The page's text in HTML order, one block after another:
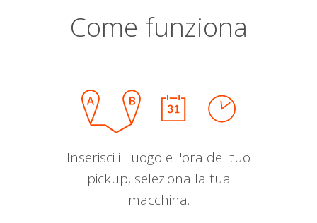
Come funziona
Inserisci il luogo e l'ora del tuo
pickup, seleziona la tua
macchina.